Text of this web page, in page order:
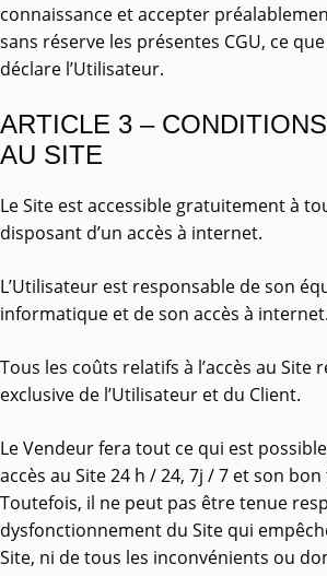
connaissance et accepter
sans réserve les présentes CGU, ce
déclare l’Utilisateur.
ARTICLE 3 –
AU SITE
Le Site est accessible gratuitement à
disposant d’un accès à internet.
L’Utilisateur est responsable de son
informatique et de son accès à internet.
Tous les coûts relatifs à l’accès au Site
exclusive de l’Utilisateur et du Client.
Le Vendeur fera tout ce qui est
accès au Site 24 h / 24, 7j / 7 et son
Toutefois, il ne peut pas être tenue
dysfonctionnement du Site qui
Site, ni de tous les inconvénients ou